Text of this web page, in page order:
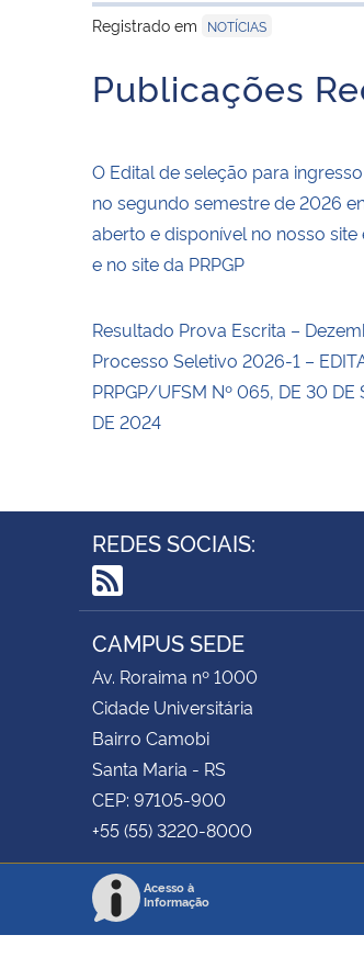
Registrado em
NOTÍCIAS
Publicações
O Edital de seleção para
no segundo semestre de 2026
aberto e disponível no nosso site
e no site da PRPGP
Resultado Prova Escrita –
Processo Seletivo 2026-1 –
PRPGP/UFSM Nº 065, DE 30 DE
DE 2024
REDES SOCIAIS:
RSS
CAMPUS SEDE
Av. Roraima nº 1000
Cidade Universitária
Bairro Camobi
Santa Maria - RS
CEP: 97105-900
+55 (55) 3220-8000
Acesso à
Informação